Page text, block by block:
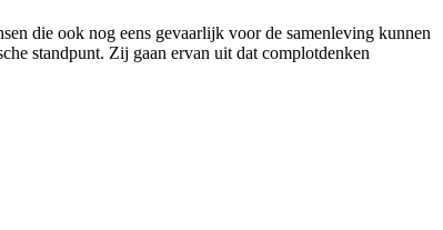
die ook nog eens gevaarlijk voor de samenleving kunnen
standpunt. Zij gaan ervan uit dat complotdenken